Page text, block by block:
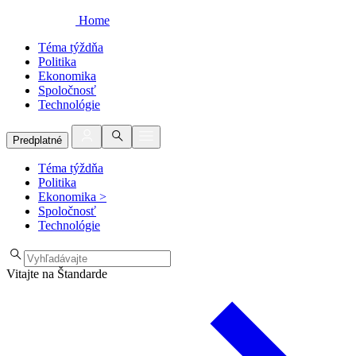
Home
Téma týždňa
Politika
Ekonomika
Spoločnosť
Technológie
Predplatné
Téma týždňa
Politika
Ekonomika >
Spoločnosť
Technológie
Vitajte na Štandarde